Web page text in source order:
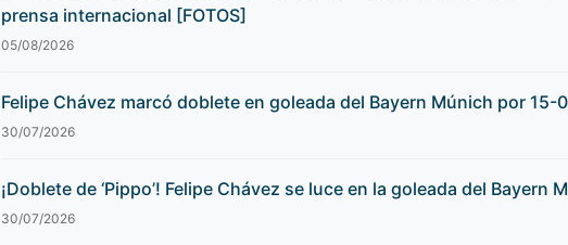
prensa internacional [FOTOS]
05/08/2026
Felipe Chávez marcó doblete en goleada del Bayern Múnich por 15-
30/07/2026
¡Doblete de ‘Pippo’! Felipe Chávez se luce en la goleada del Bayern
30/07/2026